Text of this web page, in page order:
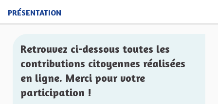
PRÉSENTATION
Retrouvez ci-dessous toutes les
contributions citoyennes réalisées
en ligne. Merci pour votre
participation !